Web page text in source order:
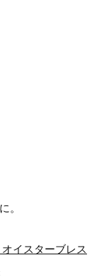
。
イスターブレス